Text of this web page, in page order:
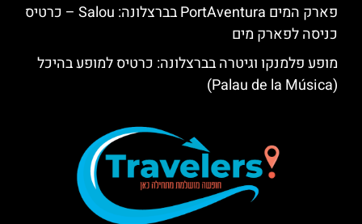
פארק המים PortAventura בברצלונה: Salou – כרטיס
כניסה לפארק מים
מופע פלמנקו וגיטרה בברצלונה: כרטיס למופע בהיכל
(Palau de la Música)